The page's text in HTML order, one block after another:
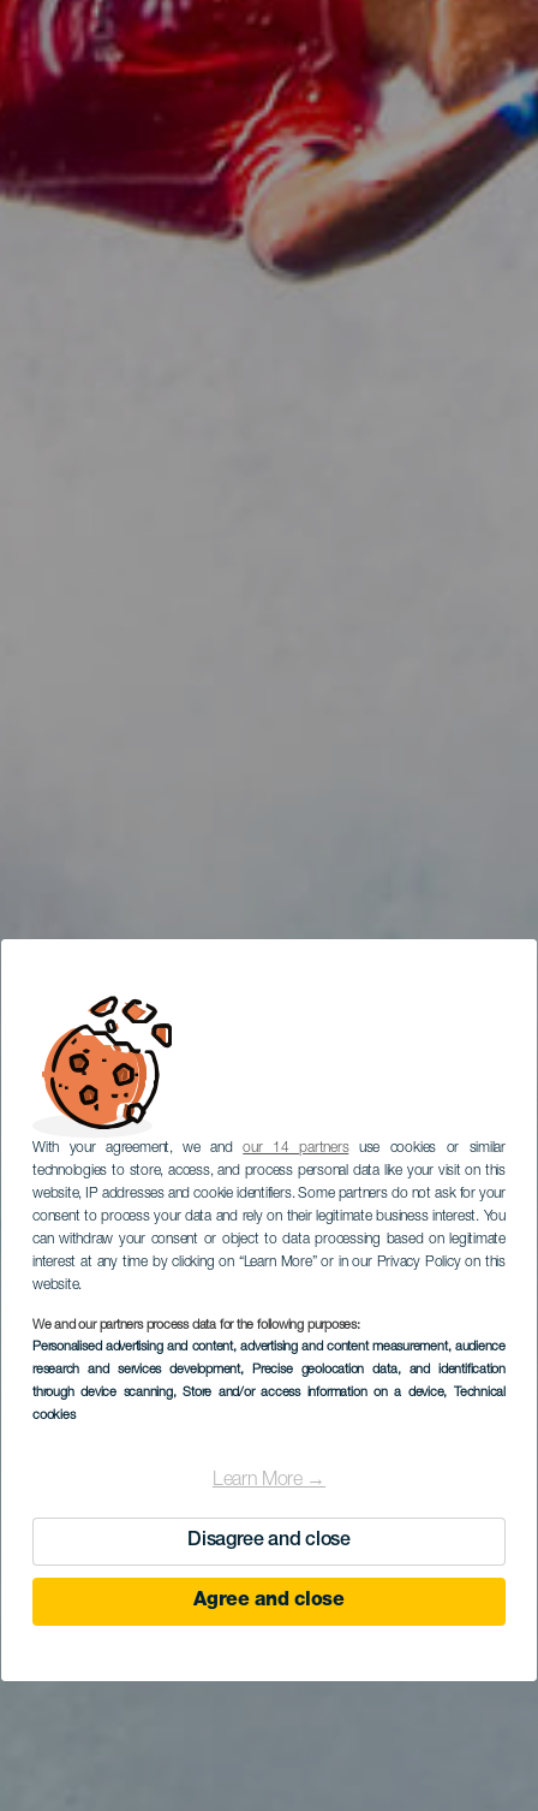
With your agreement, we andour 14 partnersuse cookies or similar
technologies to store, access, and process personal data like your visit on this
website, IP addresses and cookie identifiers. Some partners do not ask for your
consent to process your data and rely on their legitimate business interest. You
can withdraw your consent or object to data processing based on legitimate
interest at any time by clicking on “Learn More” or in our Privacy Policy on this
website.
We and our partners process data for the following purposes:
Personalised advertising and content, advertising and content measurement, audience
research and services development, Precise geolocation data, and identification
through device scanning, Store and/or access information on a device, Technical
cookies
Learn More →
Disagree and close
Agree and close
Bodyboarding ved El
Confital